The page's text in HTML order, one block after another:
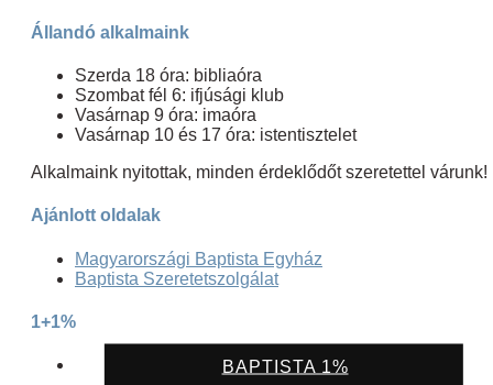
Állandó alkalmaink
Szerda 18 óra: bibliaóra
Szombat fél 6: ifjúsági klub
Vasárnap 9 óra: imaóra
Vasárnap 10 és 17 óra: istentisztelet
Alkalmaink nyitottak, minden érdeklődőt szeretettel várunk!
Ajánlott oldalak
Magyarországi Baptista Egyház
Baptista Szeretetszolgálat
1+1%
BAPTISTA 1%